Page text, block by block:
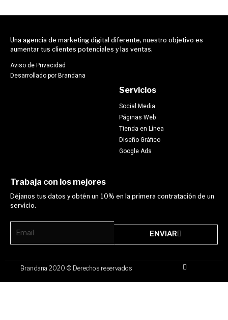
Una agencia de marketing digital diferente, nuestro objetivo es
aumentar tus clientes potenciales y las ventas.
Aviso de Privacidad
Desarrollado por Brandana
Servicios
Social Media
Páginas Web
Tienda en Línea
Diseño Gráfico
Google Ads
Trabaja con los mejores
Déjanos tus datos y obtén un 10% en la primera contratación de un
servicio.
ENVIAR
Brandana 2020 © Derechos reservados
F
a
e